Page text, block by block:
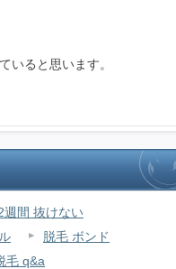
いると思います。
週間 抜けない
脱毛 ボンド
毛 q&a